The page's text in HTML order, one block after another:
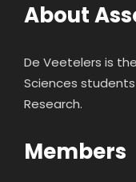
About
De Veetelers is
Sciences
Research.
Members